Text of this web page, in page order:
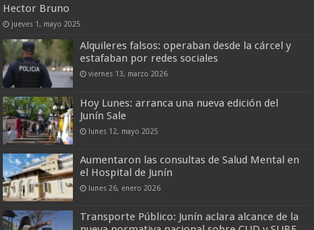
Hector Bruno
jueves 1, mayo 2025
Alquileres falsos: operaban desde la cárcel y
estafaban por redes sociales
viernes 13, marzo 2026
Hoy Lunes: arranca una nueva edición del
Junín Sale
lunes 12, mayo 2025
Aumentaron las consultas de Salud Mental en
el Hospital de Junín
lunes 26, enero 2026
Transporte Público: Junín aclara alcance de la